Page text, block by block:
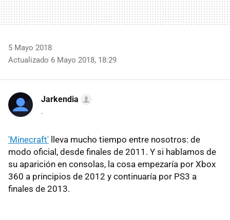
5 Mayo 2018
Actualizado 6 Mayo 2018, 18:29
Jarkendia
.
'Minecraft' lleva mucho tiempo entre nosotros: de
modo oficial, desde finales de 2011. Y si hablamos de
su aparición en consolas, la cosa empezaría por Xbox
360 a principios de 2012 y continuaría por PS3 a
finales de 2013.